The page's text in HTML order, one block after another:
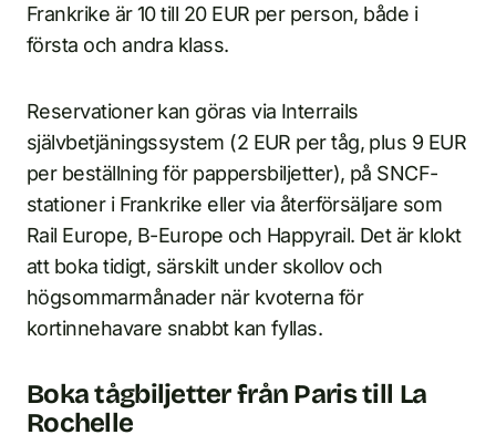
Frankrike är 10 till 20 EUR per person, både i
första och andra klass.
Reservationer kan göras via Interrails
självbetjäningssystem (2 EUR per tåg, plus 9 EUR
per beställning för pappersbiljetter), på SNCF-
stationer i Frankrike eller via återförsäljare som
Rail Europe, B-Europe och Happyrail. Det är klokt
att boka tidigt, särskilt under skollov och
högsommarmånader när kvoterna för
kortinnehavare snabbt kan fyllas.
Boka tågbiljetter från Paris till La
Rochelle